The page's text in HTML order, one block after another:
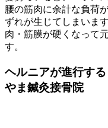
腰の筋肉に余計な負荷
ずれが生じてしまいま
肉・筋膜が硬くなって
す。
ヘルニアが進行す
やま鍼灸接骨院